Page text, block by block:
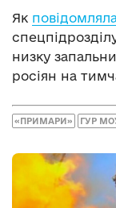
Як
низку
росіян на
«ПРИМАРИ» ГУР